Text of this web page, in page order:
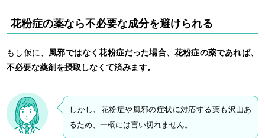
花粉症の薬なら不必要な成分を避けられる
もし仮に、 風邪ではなく花粉症だった場合、花粉症の薬であれば、
不必要な薬剤を摂取しなくて済みます。
しかし、花粉症や風邪の症状に対応する薬も沢山あ
るため、一概には言い切れません。